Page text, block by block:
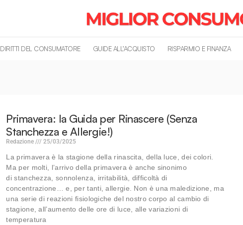
DIRITTI DEL CONSUMATORE GUIDE ALL’ACQUISTO RISPARMIO E FINANZA
Primavera: la Guida per Rinascere (Senza
Stanchezza e Allergie!)
Redazione 25/03/2025
La primavera è la stagione della rinascita, della luce, dei colori.
Ma per molti, l’arrivo della primavera è anche sinonimo
di stanchezza, sonnolenza, irritabilità, difficoltà di
concentrazione… e, per tanti, allergie. Non è una maledizione, ma
una serie di reazioni fisiologiche del nostro corpo al cambio di
stagione, all’aumento delle ore di luce, alle variazioni di
temperatura